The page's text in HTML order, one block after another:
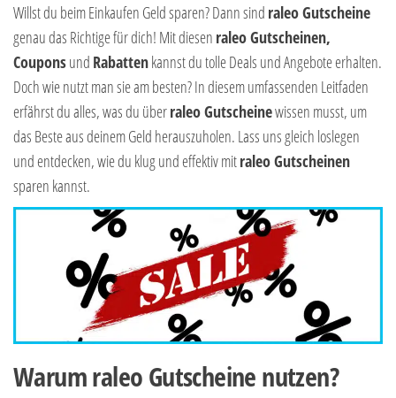
Willst du beim Einkaufen Geld sparen? Dann sind raleo Gutscheine
genau das Richtige für dich! Mit diesen raleo Gutscheinen,
Couponsund Rabattenkannst du tolle Deals und Angebote erhalten.
Doch wie nutzt man sie am besten? In diesem umfassenden Leitfaden
erfährst du alles, was du überraleo Gutscheinewissen musst, um
das Beste aus deinem Geld herauszuholen. Lass uns gleich loslegen
und entdecken, wie du klug und effektiv mitraleo Gutscheinen
sparen kannst.
Warum raleo Gutscheine nutzen?